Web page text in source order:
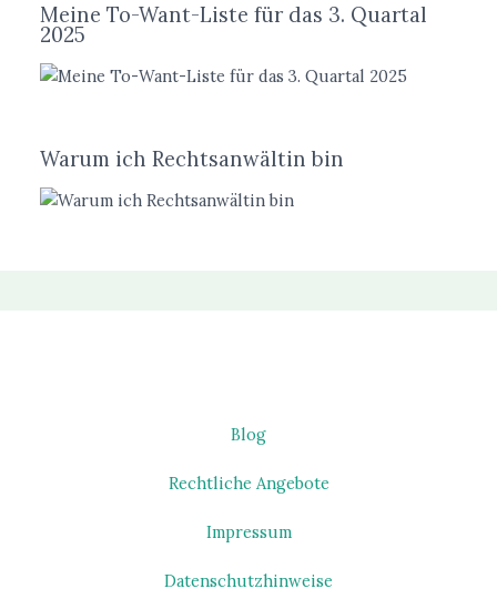
Meine To-Want-Liste für das 3. Quartal
2025
Warum ich Rechtsanwältin bin
Blog
Rechtliche Angebote
Impressum
Datenschutzhinweise